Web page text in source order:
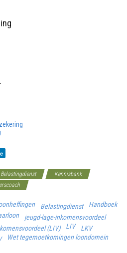
Belastingdienst
Kennisbank
Belastingdienst
Handboek
jeugd-lage-inkomensvoordeel
(LIV) LIV
LKV
Wet tegemoetkomingen loondomein